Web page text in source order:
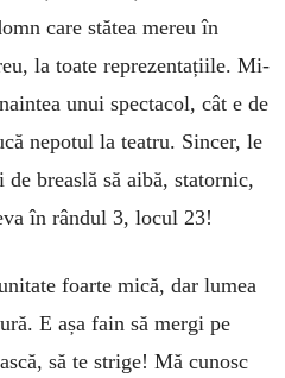
care stătea mereu în
la toate reprezentațiile. Mi-
unui spectacol, cât e de
nepotul la teatru. Sincer, le
breaslă să aibă, statornic,
în rândul 3, locul 23!
foarte mică, dar lumea
E așa fain să mergi pe
să te strige! Mă cunosc